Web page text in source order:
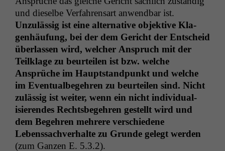
und dieselbe Ver­fahren­sart anwend­bar ist.
Unzuläs­sig ist eine alter­na­tive objek­tive Kla­
gen­häu­fung, bei der dem Gericht der Entscheid
über­lassen wird, welch­er Anspruch mit der
Teilk­lage zu beurteilen ist bzw. welche
Ansprüche im Haupt­stand­punkt und welche
im Even­tu­al­begehren zu beurteilen sind. Nicht
zuläs­sig ist weit­er, wenn ein nicht indi­vid­u­al­
isieren­des Rechts­begehren gestellt wird und
dem Begehren mehrere ver­schiedene
Lebenssachver­halte zu Grunde gelegt wer­den
(zum Ganzen E. 5.3.2).